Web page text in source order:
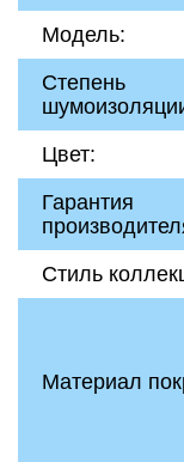
Модель:
Степень
Цвет:
Гарантия
Стиль
Материал